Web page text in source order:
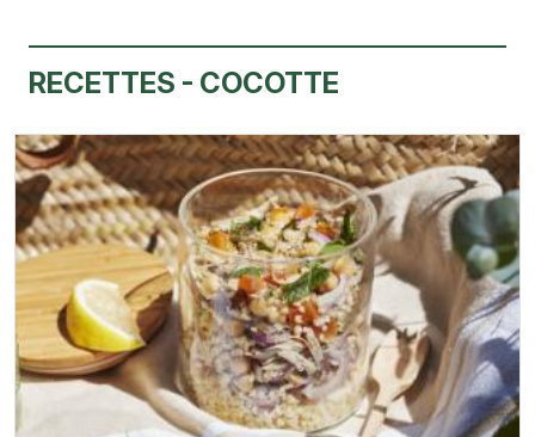
RECETTES - COCOTTE